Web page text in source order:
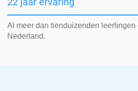
Al meer dan tienduizenden leerlingen
Nederland.